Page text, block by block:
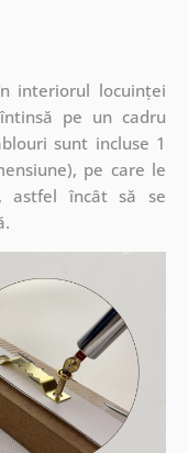
interiorul locuinței
pe un cadru
sunt incluse 1
pe care le
astfel încât să se